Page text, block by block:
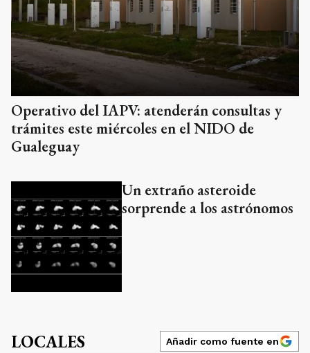
Operativo del IAPV: atenderán consultas y
trámites este miércoles en el NIDO de
Gualeguay
Un extraño asteroide
sorprende a los astrónomos
LOCALES Añadir como fuente en